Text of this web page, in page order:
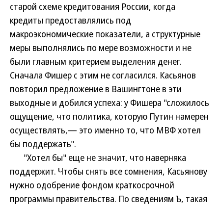
старой схеме кредитования России, когда
кредиты предоставлялись под
макроэкономические показатели, а структурные
меры выполнялись по мере возможности и не
были главным критерием выделения денег.
Сначала Фишер с этим не согласился. Касьянов
повторил предложение в Вашингтоне в эти
выходные и добился успеха: у Фишера "сложилось
ощущение, что политика, которую Путин намерен
осуществлять,— это именно то, что МВФ хотел
бы поддержать".
"Хотел бы" еще не значит, что наверняка
поддержит. Чтобы снять все сомнения, Касьянову
нужно одобрение фондом краткосрочной
программы правительства. По сведениям Ъ, такая